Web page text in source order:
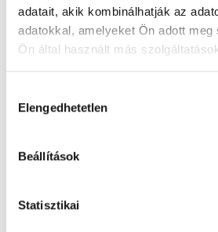
adatait, akik kombinálhatják az
adatokkal, amelyeket Ön adott
Ön által használt más
kiválasztása
Elengedhetetlen
Beállítások
Statisztikai
* Az „ingyenesség” 100%
gyermekek, valamint a mogyoródi és
számára lakcímkártya bemutatása